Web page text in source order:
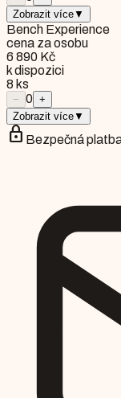
Zobrazit více▼
Bench Experience
cena za osobu
6 890 Kč
k dispozici
8 ks
− 0 +
Zobrazit více▼
lock Bezpečná